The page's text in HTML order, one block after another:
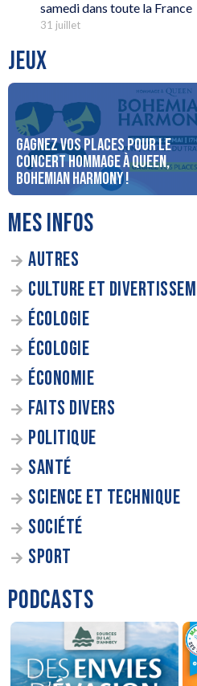
samedi dans toute la France
31 juillet
JEUX
Gagnez vos places pour le
concert Hommage à Queen,
Bohemian Harmony !
MES INFOS
AUTRES
CULTURE ET
ÉCOLOGIE
ÉCOLOGIE
ÉCONOMIE
FAITS DIVERS
POLITIQUE
SANTÉ
SCIENCE ET TECHNIQUE
SOCIÉTÉ
SPORT
PODCASTS